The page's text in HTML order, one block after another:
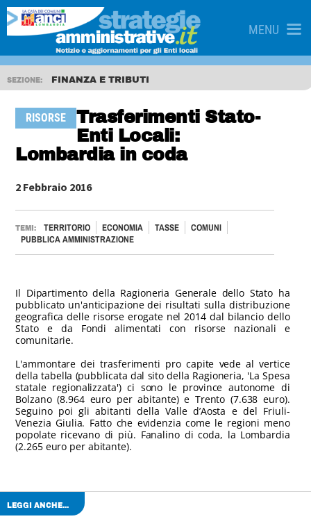
MENU
SEZIONE: FINANZA E TRIBUTI
RISORSE
Trasferimenti Stato-
Enti Locali:
Lombardia in coda
2 Febbraio 2016
TEMI: TERRITORIO ECONOMIA TASSE
COMUNI
PUBBLICA AMMINISTRAZIONE
Il Dipartimento della Ragioneria Generale dello Stato ha
pubblicato un'anticipazione dei risultati sulla distribuzione
geografica delle risorse erogate nel 2014 dal bilancio dello
Stato e da Fondi alimentati con risorse nazionali e
comunitarie.
L'ammontare dei trasferimenti pro capite vede al vertice
della tabella (pubblicata dal sito della Ragioneria, 'La Spesa
statale regionalizzata') ci sono le province autonome di
Bolzano (8.964 euro per abitante) e Trento (7.638 euro).
Seguino poi gli abitanti della Valle d’Aosta e del Friuli-
Venezia Giulia. Fatto che evidenzia come le regioni meno
popolate ricevano di più. Fanalino di coda, la Lombardia
(2.265 euro per abitante).
LEGGI ANCHE...